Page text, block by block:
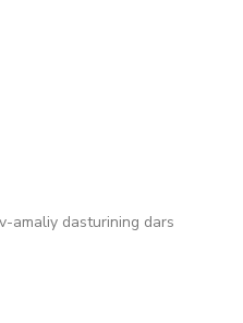
amaliy dasturining dars